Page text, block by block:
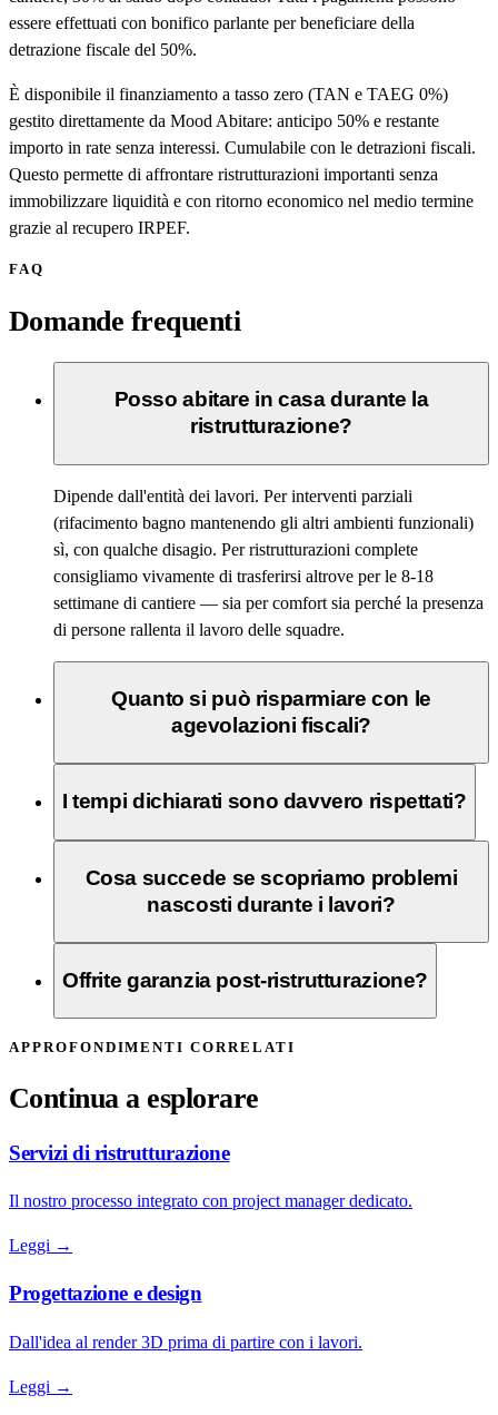
essere effettuati con bonifico parlante per beneficiare della
detrazione fiscale del 50%.
È disponibile il finanziamento a tasso zero (TAN e TAEG 0%)
gestito direttamente da Mood Abitare: anticipo 50% e restante
importo in rate senza interessi. Cumulabile con le detrazioni fiscali.
Questo permette di affrontare ristrutturazioni importanti senza
immobilizzare liquidità e con ritorno economico nel medio termine
grazie al recupero IRPEF.
FAQ
Domande frequenti
Posso abitare in casa durante la
ristrutturazione?
Dipende dall'entità dei lavori. Per interventi parziali
(rifacimento bagno mantenendo gli altri ambienti funzionali)
sì, con qualche disagio. Per ristrutturazioni complete
consigliamo vivamente di trasferirsi altrove per le 8-18
settimane di cantiere — sia per comfort sia perché la presenza
di persone rallenta il lavoro delle squadre.
Quanto si può risparmiare con le
agevolazioni fiscali?
I tempi dichiarati sono davvero rispettati?
Cosa succede se scopriamo problemi
nascosti durante i lavori?
Offrite garanzia post-ristrutturazione?
APPROFONDIMENTI CORRELATI
Continua a esplorare
Servizi di ristrutturazione
Il nostro processo integrato con project manager dedicato.
Leggi →
Progettazione e design
Dall'idea al render 3D prima di partire con i lavori.
Leggi →